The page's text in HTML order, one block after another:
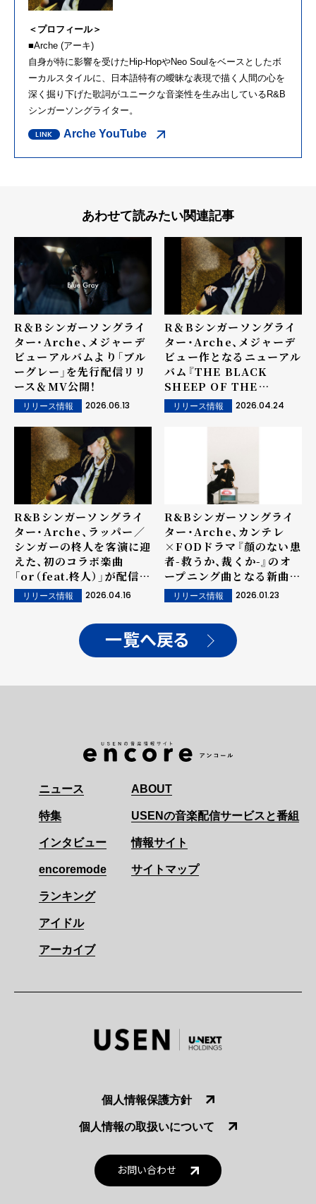
＜プロフィール＞
■Arche (アーキ)
自身が特に影響を受けたHip-HopやNeo Soulをベースとしたボ
ーカルスタイルに、日本語特有の曖昧な表現で描く人間の心を
深く掘り下げた歌詞がユニークな音楽性を生み出しているR&B
シンガーソングライター。
Arche YouTube
あわせて読みたい関連記事
R＆Bシンガーソングライ
ター・Arche、メジャーデ
ビューアルバムより「ブル
ーグレー」を先行配信リリ
ース＆MV公開！
リリース情報 2026.06.13
R＆Bシンガーソングライ
ター・Arche、メジャーデ
ビュー作となるニューアル
バム『THE BLACK
SHEEP OF THE
FAMILY』のリリースが決
定！
リリース情報 2026.04.24
R&Bシンガーソングライ
ター・Arche、ラッパー／
シンガーの柊人を客演に迎
えた、初のコラボ楽曲
「or（feat.柊人）」が配信ス
タート＆ミュージックビデ
オ公開！さらに、新アーテ
ィスト写真も解禁！
リリース情報 2026.04.16
R&Bシンガーソングライ
ター・Arche、カンテレ
×FODドラマ『顔のない患
者-救うか、裁くか-』のオ
ープニング曲となる新曲
「do for love」のMVを
公開！
リリース情報 2026.01.23
一覧へ戻る
ニュース
特集
インタビュー
encoremode
ランキング
アイドル
アーカイブ
ABOUT
USENの音楽配信サービスと番組
情報サイト
サイトマップ
個人情報保護方針
個人情報の取扱いについて
お問い合わせ